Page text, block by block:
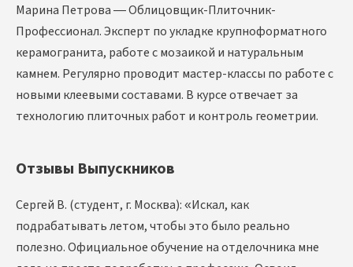
Марина Петрова — Облицовщик-Плиточник-
Профессионал. Эксперт по укладке крупноформатного
керамогранита, работе с мозаикой и натуральным
камнем. Регулярно проводит мастер-классы по работе с
новыми клеевыми составами. В курсе отвечает за
технологию плиточных работ и контроль геометрии.
Отзывы Выпускников
Сергей В. (студент, г. Москва): «Искал, как
подрабатывать летом, чтобы это было реально
полезно. Официальное обучение на отделочника мне